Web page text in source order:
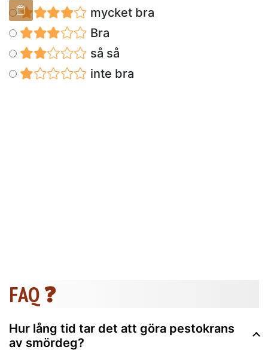
mycket bra
Bra
så så
inte bra
FAQ ❓
Hur lång tid tar det att göra pestokrans
av smördeg?